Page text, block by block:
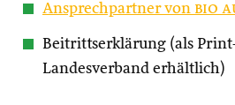
Ansprechpartner von bio
Beitrittserklärung (als
Landesverband erhältlich)